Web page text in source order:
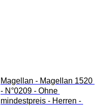
Magellan - Magellan 1520
- N°0209 - Ohne
mindestpreis - Herren -